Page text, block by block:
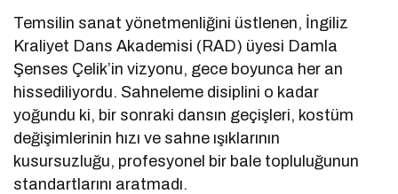
Temsilin sanat yönetmenliğini üstlenen, İngiliz
Kraliyet Dans Akademisi (RAD) üyesi Damla
Şenses Çelik’in vizyonu, gece boyunca her an
hissediliyordu. Sahneleme disiplini o kadar
yoğundu ki, bir sonraki dansın geçişleri, kostüm
değişimlerinin hızı ve sahne ışıklarının
kusursuzluğu, profesyonel bir bale topluluğunun
standartlarını aratmadı.